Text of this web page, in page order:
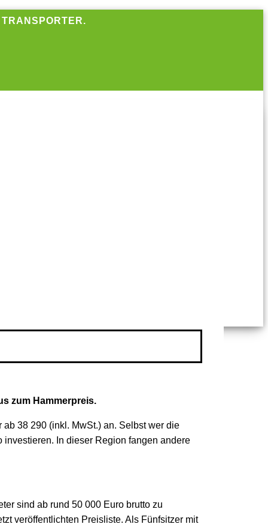
zum Hammerpreis.
38 290 (inkl. MwSt.) an. Selbst wer die
investieren. In dieser Region fangen andere
sind ab rund 50 000 Euro brutto zu
veröffentlichten Preisliste. Als Fünfsitzer mit